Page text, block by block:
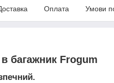
Оплата Умови
багажник Frogum